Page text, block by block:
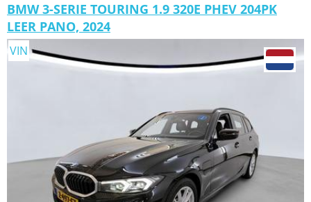
BMW 3-SERIE TOURING 1.9 320E PHEV 204PK
LEER PANO, 2024
VIN